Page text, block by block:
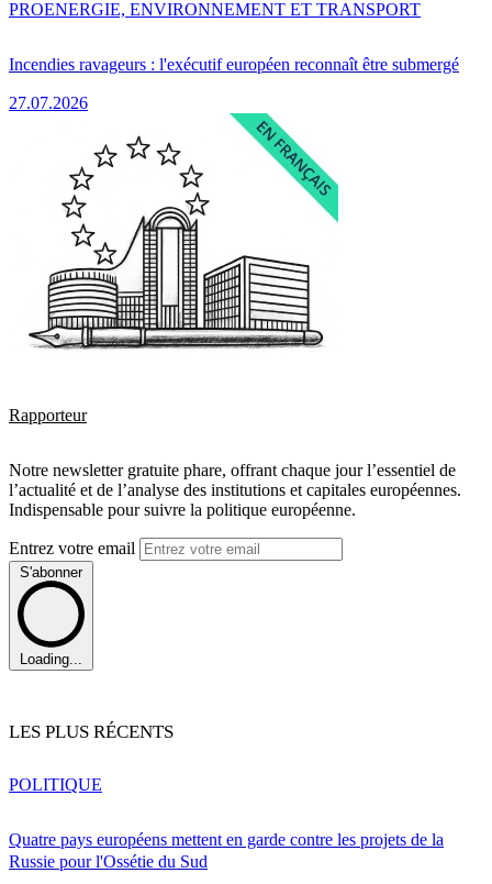
Incendies ravageurs : l'exécutif européen reconnaît être submergé
27.07.2026
PROENERGIE, ENVIRONNEMENT ET TRANSPORT
Rapporteur
Notre newsletter gratuite phare, offrant chaque jour l’essentiel de
l’actualité et de l’analyse des institutions et capitales européennes.
Indispensable pour suivre la politique européenne.
Entrez votre email
S'abonner
Loading...
LES PLUS RÉCENTS
Quatre pays européens mettent en garde contre les projets de la
Russie pour l'Ossétie du Sud
POLITIQUE